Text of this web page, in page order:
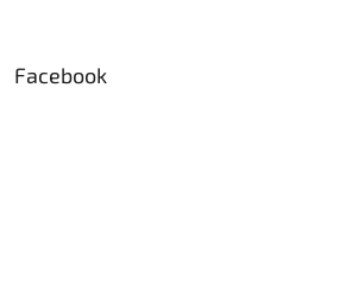
Facebook